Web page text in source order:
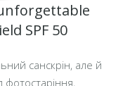
SPF 50
санскрін, але й
фотостаріння,